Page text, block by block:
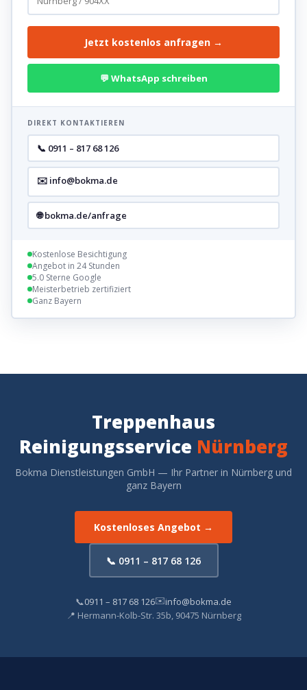
Jetzt kostenlos anfragen →
💬 WhatsApp schreiben
DIREKT KONTAKTIEREN
📞 0911 – 817 68 126
✉️ info@bokma.de
🌐 bokma.de/anfrage
Kostenlose Besichtigung
Angebot in 24 Stunden
5.0 Sterne Google
Meisterbetrieb zertifiziert
Ganz Bayern
Treppenhaus
Reinigungsservice Nürnberg
Bokma Dienstleistungen GmbH — Ihr Partner in Nürnberg und
ganz Bayern
Kostenloses Angebot →
📞 0911 – 817 68 126
📞0911 – 817 68 126✉️info@bokma.de
📍 Hermann-Kolb-Str. 35b, 90475 Nürnberg